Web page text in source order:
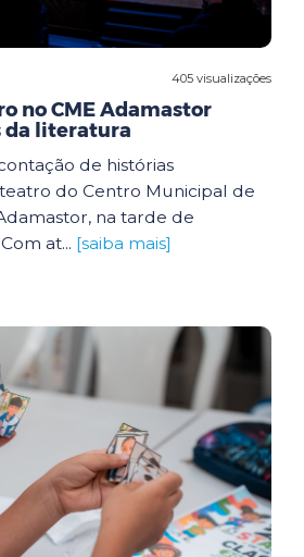
405 visualizações
no CME Adamastor
da literatura
de histórias
do Centro Municipal de
na tarde de
at... [saiba mais]